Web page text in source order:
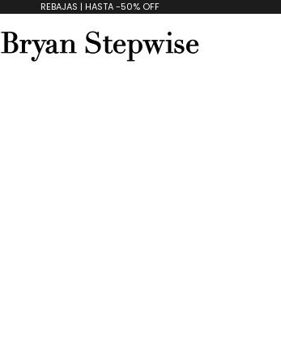
REBAJAS | HASTA -50% OFF
Bryan Stepwise